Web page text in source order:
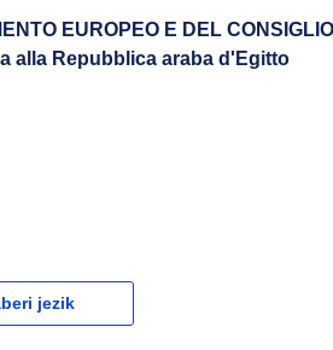
EUROPEO E DEL
alla Repubblica araba d'Egitto
jezik